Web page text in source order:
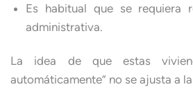
Es habitual que se requiera
administrativa.
La idea de que estas
automáticamente” no se ajusta a